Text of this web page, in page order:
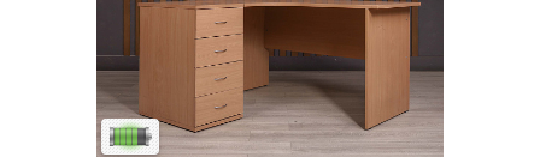
У товара присутствуют незначительные
следы эксплуатации, не влияющие на
удобство его использования
Низкая степень износа